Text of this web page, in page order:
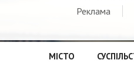
Реклама
МІСТО